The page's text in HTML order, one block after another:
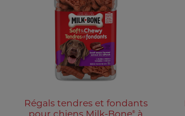
Régals tendres et fondants
®